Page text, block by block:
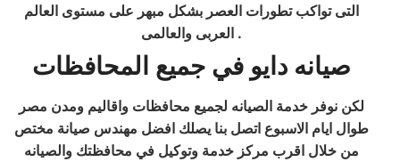
التى تواكب تطورات العصر بشكل مبهر على مستوى العالم
.
صيانه دايو في جميع المحافظات
لكن نوفر خدمة الصيانه لجميع محافظات واقاليم ومدن مصر
طوال ايام الاسبوع اتصل بنا يصلك افضل مهندس صيانة مختص
من خلال اقرب مركز خدمة وتوكيل في محافظتك والصيانه